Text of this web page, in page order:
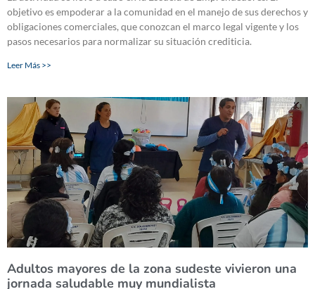
objetivo es empoderar a la comunidad en el manejo de sus derechos y
obligaciones comerciales, que conozcan el marco legal vigente y los
pasos necesarios para normalizar su situación crediticia.
Leer Más >>
Adultos mayores de la zona sudeste vivieron una
jornada saludable muy mundialista